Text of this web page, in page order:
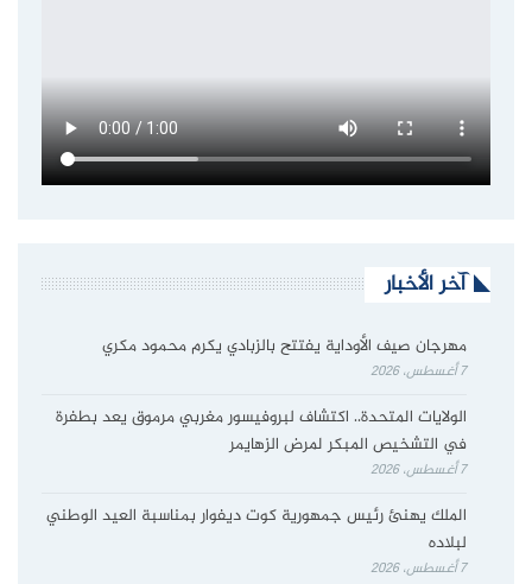
آخر الأخبار
مهرجان صيف الأوداية يفتتح بالزبادي يكرم محمود مكري
7 أغسطس، 2026
الولايات المتحدة.. اكتشاف لبروفيسور مغربي مرموق يعد بطفرة
في التشخيص المبكر لمرض الزهايمر
7 أغسطس، 2026
الملك يهنئ رئيس جمهورية كوت ديفوار بمناسبة العيد الوطني
لبلاده
7 أغسطس، 2026